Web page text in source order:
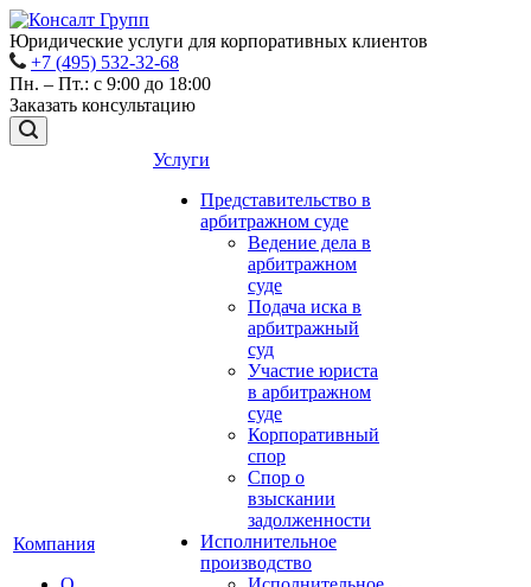
Юридические услуги для корпоративных клиентов
+7 (495) 532-32-68
Пн. – Пт.: с 9:00 до 18:00
Заказать консультацию
Компания
Услуги
Представительство в
арбитражном суде
Ведение дела в
арбитражном
суде
Подача иска в
арбитражный
суд
Участие юриста
в арбитражном
суде
Корпоративный
спор
Спор о
взыскании
задолженности
Исполнительное
производство